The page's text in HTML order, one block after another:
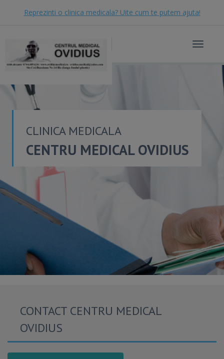
Reprezinti o clinica medicala? Uite cum te putem ajuta!
Toggle
CLINICA MEDICALA
CENTRU MEDICAL OVIDIUS
CONTACT CENTRU MEDICAL
OVIDIUS